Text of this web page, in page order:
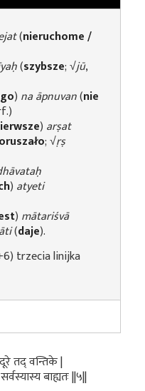
(nieruchome /
(szybsze; √jū,
) na āpnuvan(nie
) arṣat
; √ṛṣ
) atyeti
) mātariśvā
(daje).
trzecia linijka
तद् वन्तिके |
बाह्यतः ||५||